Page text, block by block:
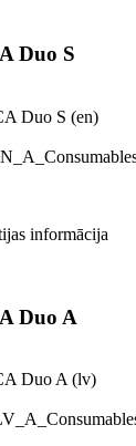
Duo S
Duo S (en)
informācija
Duo A
Duo A (lv)